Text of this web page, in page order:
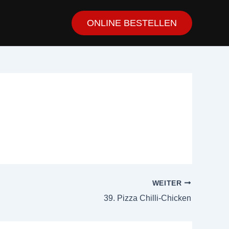
ONLINE BESTELLEN
WEITER
39. Pizza Chilli-Chicken